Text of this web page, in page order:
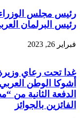
رئيس مجلس
رئيس البرلمان
فبراير 26, 2023
غدا تحت رعاي
أشوكا الوطن
الدفعة الثانية من
الفائزين بالجوائز